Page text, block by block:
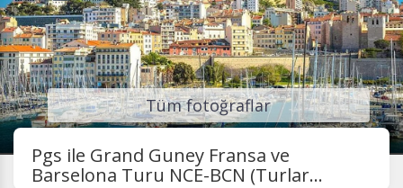
Tüm fotoğraflar
Pgs ile Grand Guney Fransa ve
Barselona Turu NCE-BCN (Turlar...